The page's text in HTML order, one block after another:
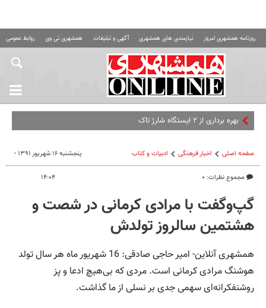
روزنامه همشهری امروز نیازمندی های همشهری آگهی و تبلیغات همشهری تی وی روابط عمومی
بهره برداری از ۲ ایستگاه شارژ تاکسی برقی در پایتخت
صفحه اصلی اخبار فرهنگی ادبیات و کتاب
مجموع نظرات: ۰
پنجشنبه ۱۶ شهریور ۱۳۹۱ -
۱۴:۰۴
گپ‌وگفت با مرادی کرمانی در شصت و
هشتمین سالروز تولدش
همشهری آنلاین- امیر حاجی صادقی: 16 شهریور ماه هر سال تولد
هوشنگ مرادی کرمانی است. مردی که بی‌هیچ ادعا و پز
روشنفکرانه‌ای سهمی جدی بر نسلی از ما گذاشت.